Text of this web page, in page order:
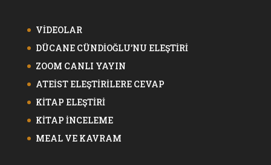
VİDEOLAR
DÜCANE CÜNDİOĞLU’NU ELEŞTİRİ
ZOOM CANLI YAYIN
ATEİST ELEŞTİRİLERE CEVAP
KİTAP ELEŞTİRİ
KİTAP İNCELEME
MEAL VE KAVRAM